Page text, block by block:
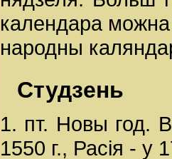
календара можна
народны
Студзень
1. пт. Новы год.
1550 г., Расія - у